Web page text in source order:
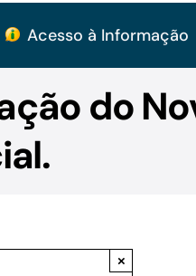
Acesso à Informação
do
×